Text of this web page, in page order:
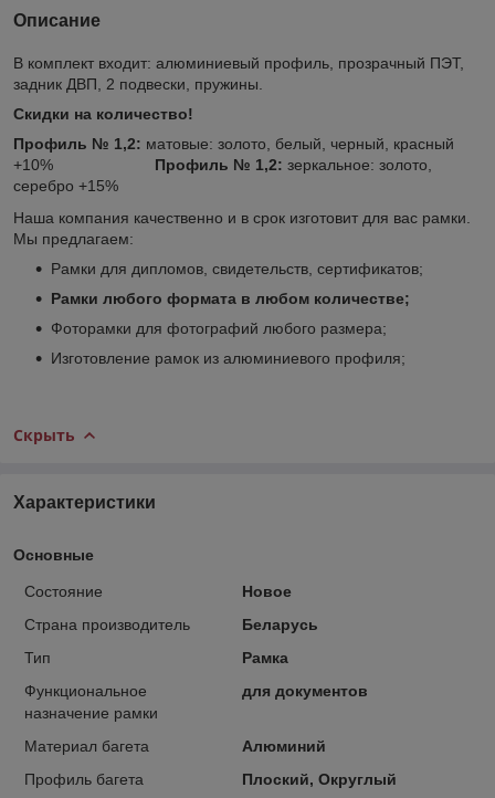
Описание
В комплект входит: алюминиевый профиль, прозрачный ПЭТ,
задник ДВП, 2 подвески, пружины.
Скидки на количество!
Профиль № 1,2: матовые: золото, белый, черный, красный
+10% Профиль № 1,2: зеркальное: золото,
серебро +15%
Наша компания качественно и в срок изготовит для вас рамки.
Мы предлагаем:
Рамки для дипломов, свидетельств, сертификатов;
Рамки любого формата в любом количестве;
Фоторамки для фотографий любого размера;
Изготовление рамок из алюминиевого профиля;
Скрыть
Характеристики
Основные
Состояние
Новое
Страна производитель
Беларусь
Тип
Рамка
Функциональное
назначение рамки
для документов
Материал багета
Алюминий
Профиль багета
Плоский, Округлый